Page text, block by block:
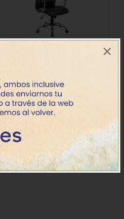
×
Precio
201.76€